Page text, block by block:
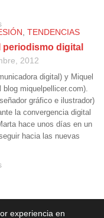
TENDENCIAS
digital
2012
digital) y Miquel
miquelpellicer.com).
gráfico e ilustrador)
la convergencia digital
hace unos días en un
hacia las nuevas
Política de Cookies
experiencia en